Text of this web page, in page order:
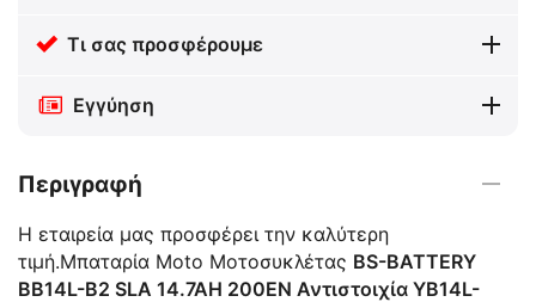
Τι σας προσφέρουμε
Εγγύηση
Περιγραφή
Η εταιρεία μας προσφέρει την καλύτερη
τιμή.Μπαταρία Moto Μοτοσυκλέτας BS-BATTERY
BB14L-B2 SLA 14.7AH 200EN Αντιστοιχία YB14L-